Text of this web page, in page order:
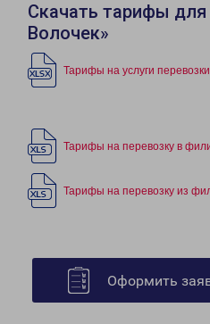
Скачать тарифы
Волочек»
Тарифы на услуги перевозки
Тарифы на перевозку в
Тарифы на перевозку из
Оформить